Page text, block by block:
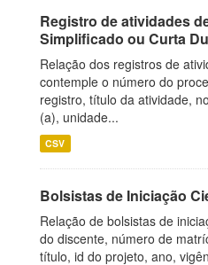
Registro de atividades
Simplificado ou Curta
Relação dos registros de
contemple o número do
registro, título da atividade,
(a), unidade...
CSV
Bolsistas de Iniciação
Relação de bolsistas de
do discente, número de
título, id do projeto, ano,